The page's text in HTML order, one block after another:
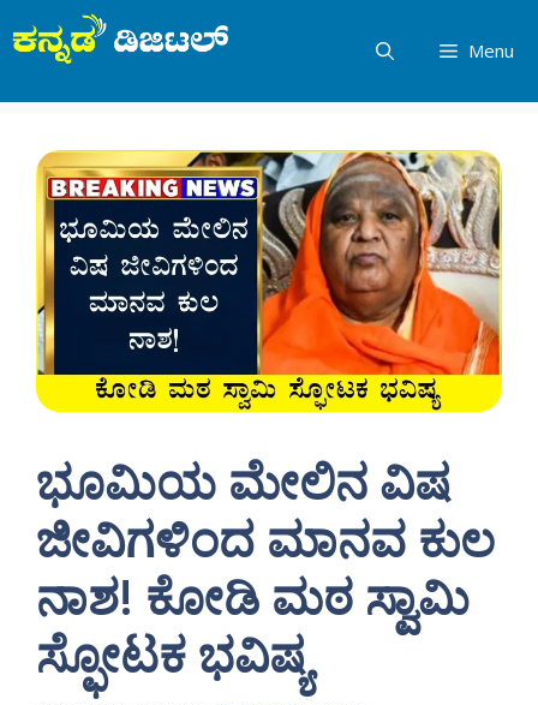
to
Menu
ಭೂಮಿಯ ಮೇಲಿನ ವಿಷ
ಜೀವಿಗಳಿಂದ ಮಾನವ ಕುಲ
ನಾಶ! ಕೋಡಿ ಮಠ ಸ್ವಾಮಿ
ಸ್ಫೋಟಕ ಭವಿಷ್ಯ